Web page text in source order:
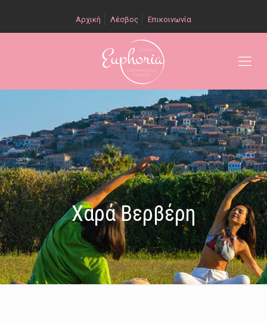
Αρχική Λέσβος Επικοινωνία
Χαρά Βερβέρη